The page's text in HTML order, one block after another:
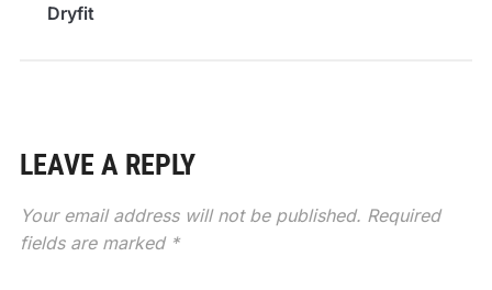
Dryfit
LEAVE A REPLY
Your email address will not be published. Required
fields are marked *